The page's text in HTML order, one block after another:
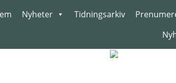
Nyheter Tidningsarkiv